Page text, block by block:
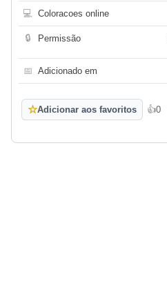
💻 Coloracoes online
🔒 Permissão
📅 Adicionado em
☆Adicionar aos favoritos 👍0
Gosto